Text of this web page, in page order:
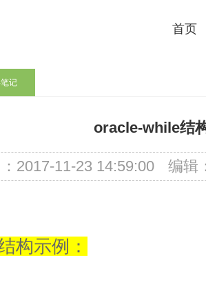
首页
记
oracle-while结
2017-11-23 14:59:00 编辑
构示例：